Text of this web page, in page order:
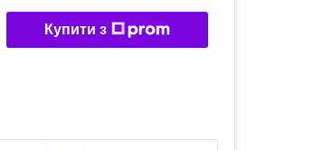
Купити з